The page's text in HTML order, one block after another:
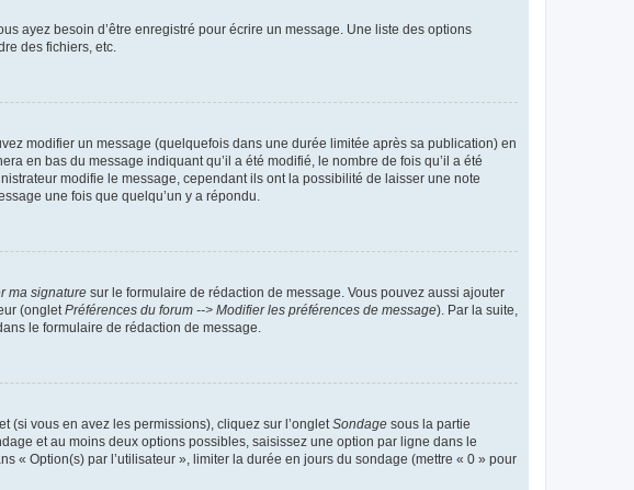
ayez besoin d’être enregistré pour écrire un message. Une liste des options
des fichiers, etc.
modifier un message (quelquefois dans une durée limitée après sa publication) en
en bas du message indiquant qu’il a été modifié, le nombre de fois qu’il a été
modifie le message, cependant ils ont la possibilité de laisser une note
une fois que quelqu’un y a répondu.
ma signature sur le formulaire de rédaction de message. Vous pouvez aussi ajouter
(onglet Préférences du forum --> Modifier les préférences de message). Par la suite,
le formulaire de rédaction de message.
(si vous en avez les permissions), cliquez sur l’onglet Sondage sous la partie
et au moins deux options possibles, saisissez une option par ligne dans le
« Option(s) par l’utilisateur », limiter la durée en jours du sondage (mettre « 0 » pour